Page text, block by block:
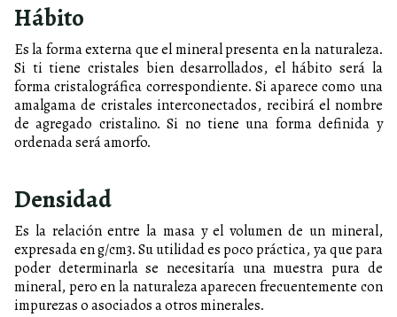
Hábito
Es la forma externa que el mineral presenta en la naturaleza.
Si ti tiene cristales bien desarrollados, el hábito será la
forma cristalográfica correspondiente. Si aparece como una
amalgama de cristales interconectados, recibirá el nombre
de agregado cristalino. Si no tiene una forma definida y
ordenada será amorfo.
Densidad
Es la relación entre la masa y el volumen de un mineral,
expresada en g/cm3. Su utilidad es poco práctica, ya que para
poder determinarla se necesitaría una muestra pura de
mineral, pero en la naturaleza aparecen frecuentemente con
impurezas o asociados a otros minerales.